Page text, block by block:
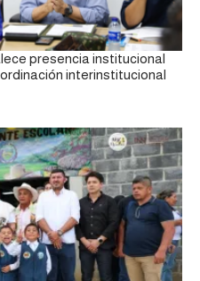
presencia institucional
interinstitucional